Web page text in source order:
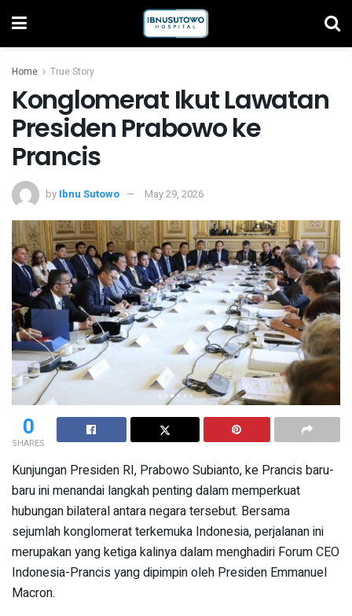
Home True Story
Konglomerat Ikut Lawatan
Presiden Prabowo ke
Prancis
by Ibnu Sutowo May 29, 2026
0
SHARES
Kunjungan Presiden RI, Prabowo Subianto, ke Prancis baru-
baru ini menandai langkah penting dalam memperkuat
hubungan bilateral antara negara tersebut. Bersama
sejumlah konglomerat terkemuka Indonesia, perjalanan ini
merupakan yang ketiga kalinya dalam menghadiri Forum CEO
Indonesia-Prancis yang dipimpin oleh Presiden Emmanuel
Macron.